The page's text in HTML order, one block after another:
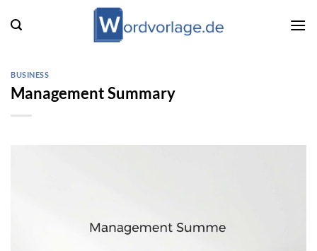
Inhalt
BUSINESS
Management Summary